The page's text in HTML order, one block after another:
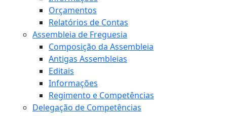
Orçamentos
Relatórios de Contas
Assembleia de Freguesia
Composição da Assembleia
Antigas Assembleias
Editais
Informações
Regimento e Competências
Delegação de Competências